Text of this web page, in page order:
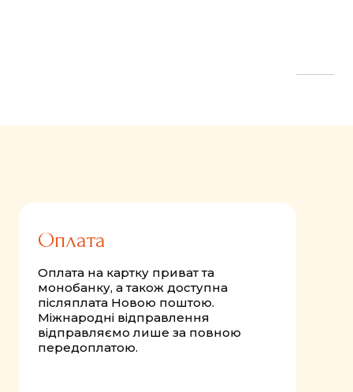
Оплата
Оплата на картку приват та
монобанку, а також доступна
післяплата Новою поштою.
Міжнародні відправлення
відправляємо лише за повною
передоплатою.